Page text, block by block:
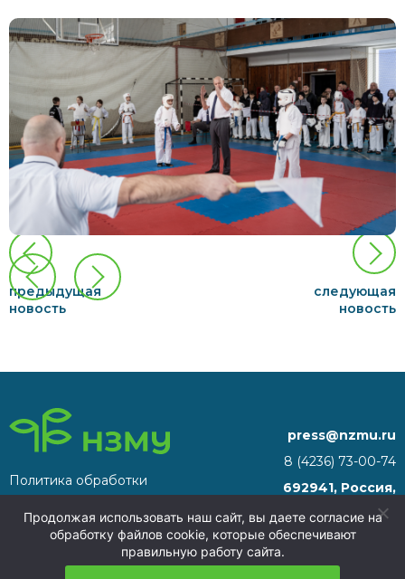
предыдущая
новость
следующая
новость
Политика обработки
персональных данных
8 (4236) 73-00-74
press@nzmu.ru
692941, Россия,
Приморский край, г.
Находка, территория ТОР
«Находка»
НЗМУ 2026
Продолжая использовать наш сайт, вы даете согласие на
обработку файлов cookie, которые обеспечивают
правильную работу сайта.